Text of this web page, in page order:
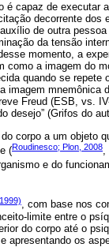
é capaz de executar a
decorrente
de outra
da tensão
momento, a
como a imagem do
quando se
imagem mnemônica
Freud (ESB, vs.
desejo” (Grifos do
corpo a um objeto
(Roudinesco; Plon, 2008,
e do
, com base nos
limite entre o
do corpo até o
os